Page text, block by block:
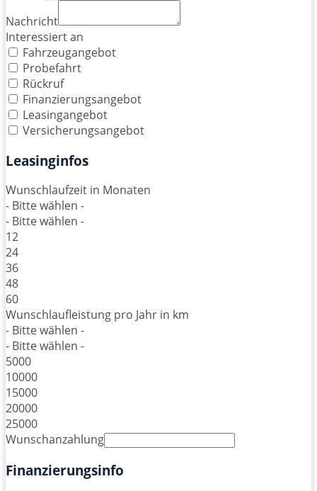
Nachricht
Interessiert an
Fahrzeugangebot
Probefahrt
Rückruf
Finanzierungsangebot
Leasingangebot
Versicherungsangebot
Leasinginfos
Wunschlaufzeit in Monaten
- Bitte wählen -
- Bitte wählen -
12
24
36
48
60
Wunschlaufleistung pro Jahr in km
- Bitte wählen -
- Bitte wählen -
5000
10000
15000
20000
25000
Wunschanzahlung
Finanzierungsinfo